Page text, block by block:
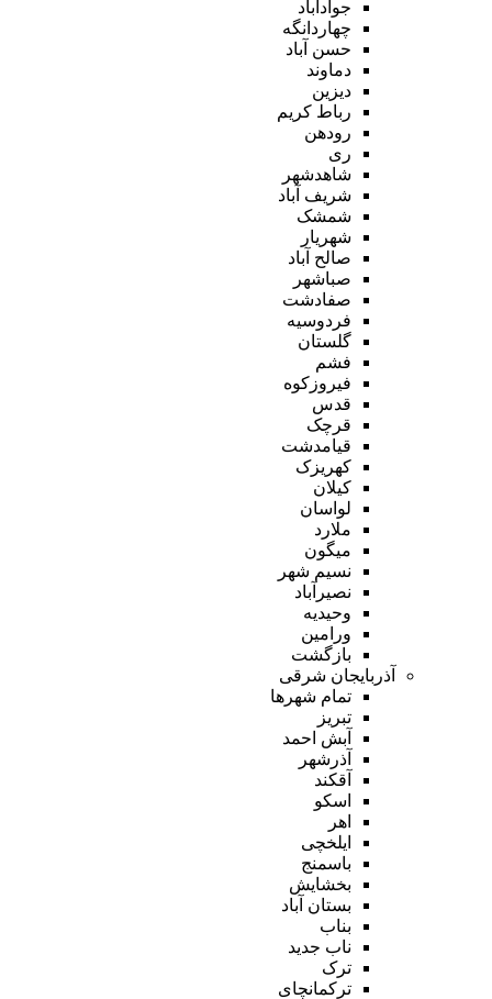
جوادآباد
چهاردانگه
حسن آباد
دماوند
دیزین
رباط کریم
رودهن
ری
شاهدشهر
شریف آباد
شمشک
شهریار
صالح آباد
صباشهر
صفادشت
فردوسیه
گلستان
فشم
فیروزکوه
قدس
قرچک
قیامدشت
کهریزک
کیلان
لواسان
ملارد
میگون
نسیم شهر
نصیرآباد
وحیدیه
ورامین
بازگشت
آذربایجان شرقی
تمام شهر‌ها
تبریز
آبش احمد
آذرشهر
آقکند
اسکو
اهر
ایلخچی
باسمنج
بخشایش
بستان آباد
بناب
ناب جدید
ترک
ترکمانچای